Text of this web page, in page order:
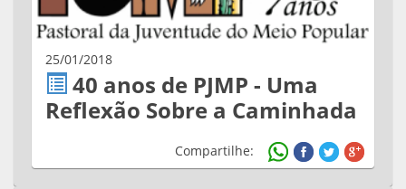
25/01/2018
40 anos de PJMP - Uma
Reflexão Sobre a Caminhada
Compartilhe: